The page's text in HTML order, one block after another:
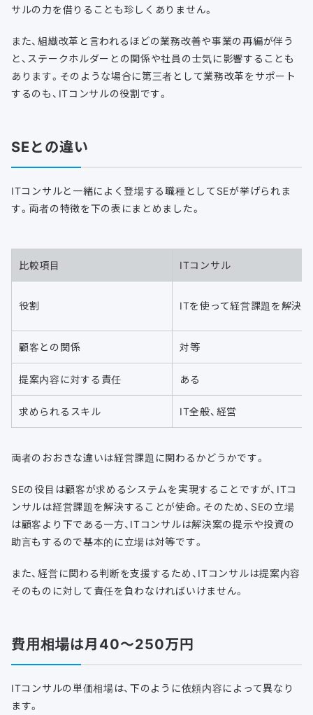
サルの力を借りることも珍しくありません。
また、組織改革と言われるほどの業務改善や事業の再編が伴う
と、ステークホルダーとの関係や社員の士気に影響することも
あります。そのような場合に第三者として業務改革をサポート
するのも、ITコンサルの役割です。
SEとの違い
ITコンサルと一緒によく登場する職種としてSEが挙げられま
す。両者の特徴を下の表にまとめました。
比較項目 ITコンサル
役割 ITを使って経営課題を解決
顧客との関係 対等
提案内容に対する責任 ある
求められるスキル IT全般、経営
両者のおおきな違いは経営課題に関わるかどうかです。
SEの役目は顧客が求めるシステムを実現することですが、ITコ
ンサルは経営課題を解決することが使命。そのため、SEの立場
は顧客より下である一方、ITコンサルは解決案の提示や投資の
助言もするので基本的に立場は対等です。
また、経営に関わる判断を支援するため、ITコンサルは提案内容
そのものに対して責任を負わなければいけません。
費用相場は月40～250万円
ITコンサルの単価相場は、下のように依頼内容によって異なり
ます。